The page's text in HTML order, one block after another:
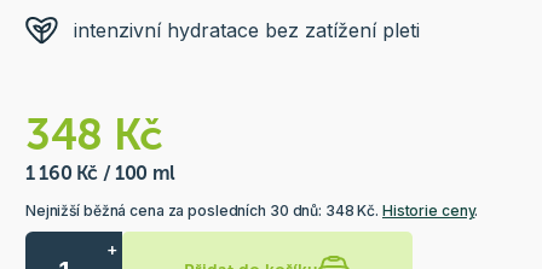
intenzivní hydratace bez zatížení pleti
348 Kč
1 160 Kč / 100 ml
Nejnižší běžná cena za posledních 30 dnů: 348 Kč. Historie ceny.
+